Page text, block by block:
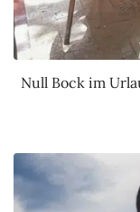
Null Bock im